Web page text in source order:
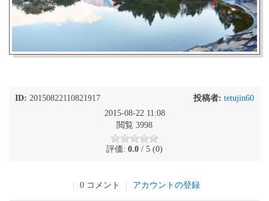
ID: 20150822110821917 投稿者: tetujin60
2015-08-22 11:08
閲覧 3998
評価: 0.0 / 5 (0)
0 コメント アカウントの登録